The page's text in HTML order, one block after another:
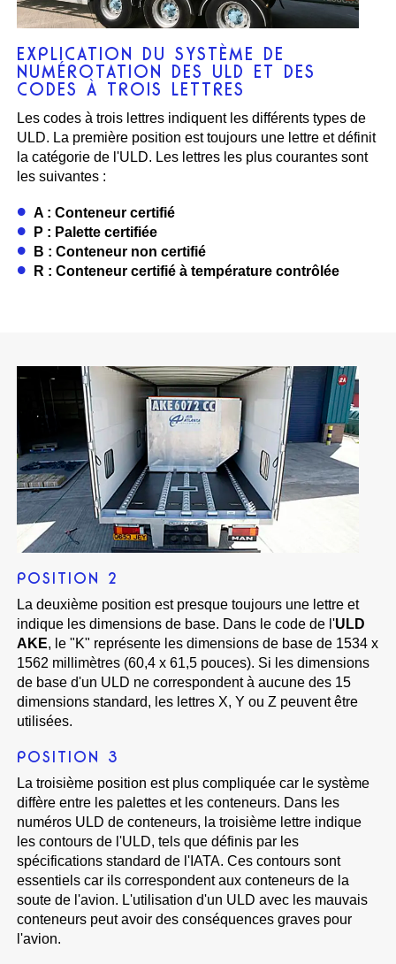
EXPLICATION DU SYSTÈME DE
NUMÉROTATION DES ULD ET DES
CODES À TROIS LETTRES
Les codes à trois lettres indiquent les différents types de
ULD. La première position est toujours une lettre et définit
la catégorie de l'ULD. Les lettres les plus courantes sont
les suivantes :
A : Conteneur certifié
P : Palette certifiée
B : Conteneur non certifié
R : Conteneur certifié à température contrôlée
POSITION 2
La deuxième position est presque toujours une lettre et
indique les dimensions de base. Dans le code de l'ULD
AKE, le "K" représente les dimensions de base de 1534 x
1562 millimètres (60,4 x 61,5 pouces). Si les dimensions
de base d'un ULD ne correspondent à aucune des 15
dimensions standard, les lettres X, Y ou Z peuvent être
utilisées.
POSITION 3
La troisième position est plus compliquée car le système
diffère entre les palettes et les conteneurs. Dans les
numéros ULD de conteneurs, la troisième lettre indique
les contours de l'ULD, tels que définis par les
spécifications standard de l'IATA. Ces contours sont
essentiels car ils correspondent aux conteneurs de la
soute de l'avion. L'utilisation d'un ULD avec les mauvais
conteneurs peut avoir des conséquences graves pour
l'avion.